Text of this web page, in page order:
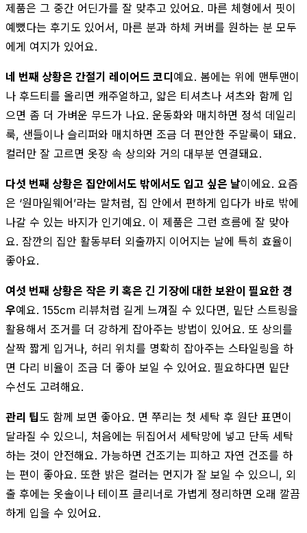
제품은 그 중간 어딘가를 잘 맞추고 있어요. 마른 체형에서 핏이
예뻤다는 후기도 있어서, 마른 분과 하체 커버를 원하는 분 모두
에게 여지가 있어요.
네 번째 상황은 간절기 레이어드 코디예요. 봄에는 위에 맨투맨이
나 후드티를 올리면 캐주얼하고, 얇은 티셔츠나 셔츠와 함께 입
으면 좀 더 가벼운 무드가 나요. 운동화와 매치하면 정석 데일리
룩, 샌들이나 슬리퍼와 매치하면 조금 더 편안한 주말룩이 돼요.
컬러만 잘 고르면 옷장 속 상의와 거의 대부분 연결돼요.
다섯 번째 상황은 집안에서도 밖에서도 입고 싶은 날이에요. 요즘
은 ‘원마일웨어’라는 말처럼, 집 안에서 편하게 입다가 바로 밖에
나갈 수 있는 바지가 인기예요. 이 제품은 그런 흐름에 잘 맞아
요. 잠깐의 집안 활동부터 외출까지 이어지는 날에 특히 효율이
좋아요.
여섯 번째 상황은 작은 키 혹은 긴 기장에 대한 보완이 필요한 경
우예요. 155cm 리뷰처럼 길게 느껴질 수 있다면, 밑단 스트링을
활용해서 조거를 더 강하게 잡아주는 방법이 있어요. 또 상의를
살짝 짧게 입거나, 허리 위치를 명확히 잡아주는 스타일링을 하
면 다리 비율이 조금 더 좋아 보일 수 있어요. 필요하다면 밑단
수선도 고려해요.
관리 팁도 함께 보면 좋아요. 면 쭈리는 첫 세탁 후 원단 표면이
달라질 수 있으니, 처음에는 뒤집어서 세탁망에 넣고 단독 세탁
하는 것이 안전해요. 가능하면 건조기는 피하고 자연 건조를 하
는 편이 좋아요. 또한 밝은 컬러는 먼지가 잘 보일 수 있으니, 외
출 후에는 옷솔이나 테이프 클리너로 가볍게 정리하면 오래 깔끔
하게 입을 수 있어요.